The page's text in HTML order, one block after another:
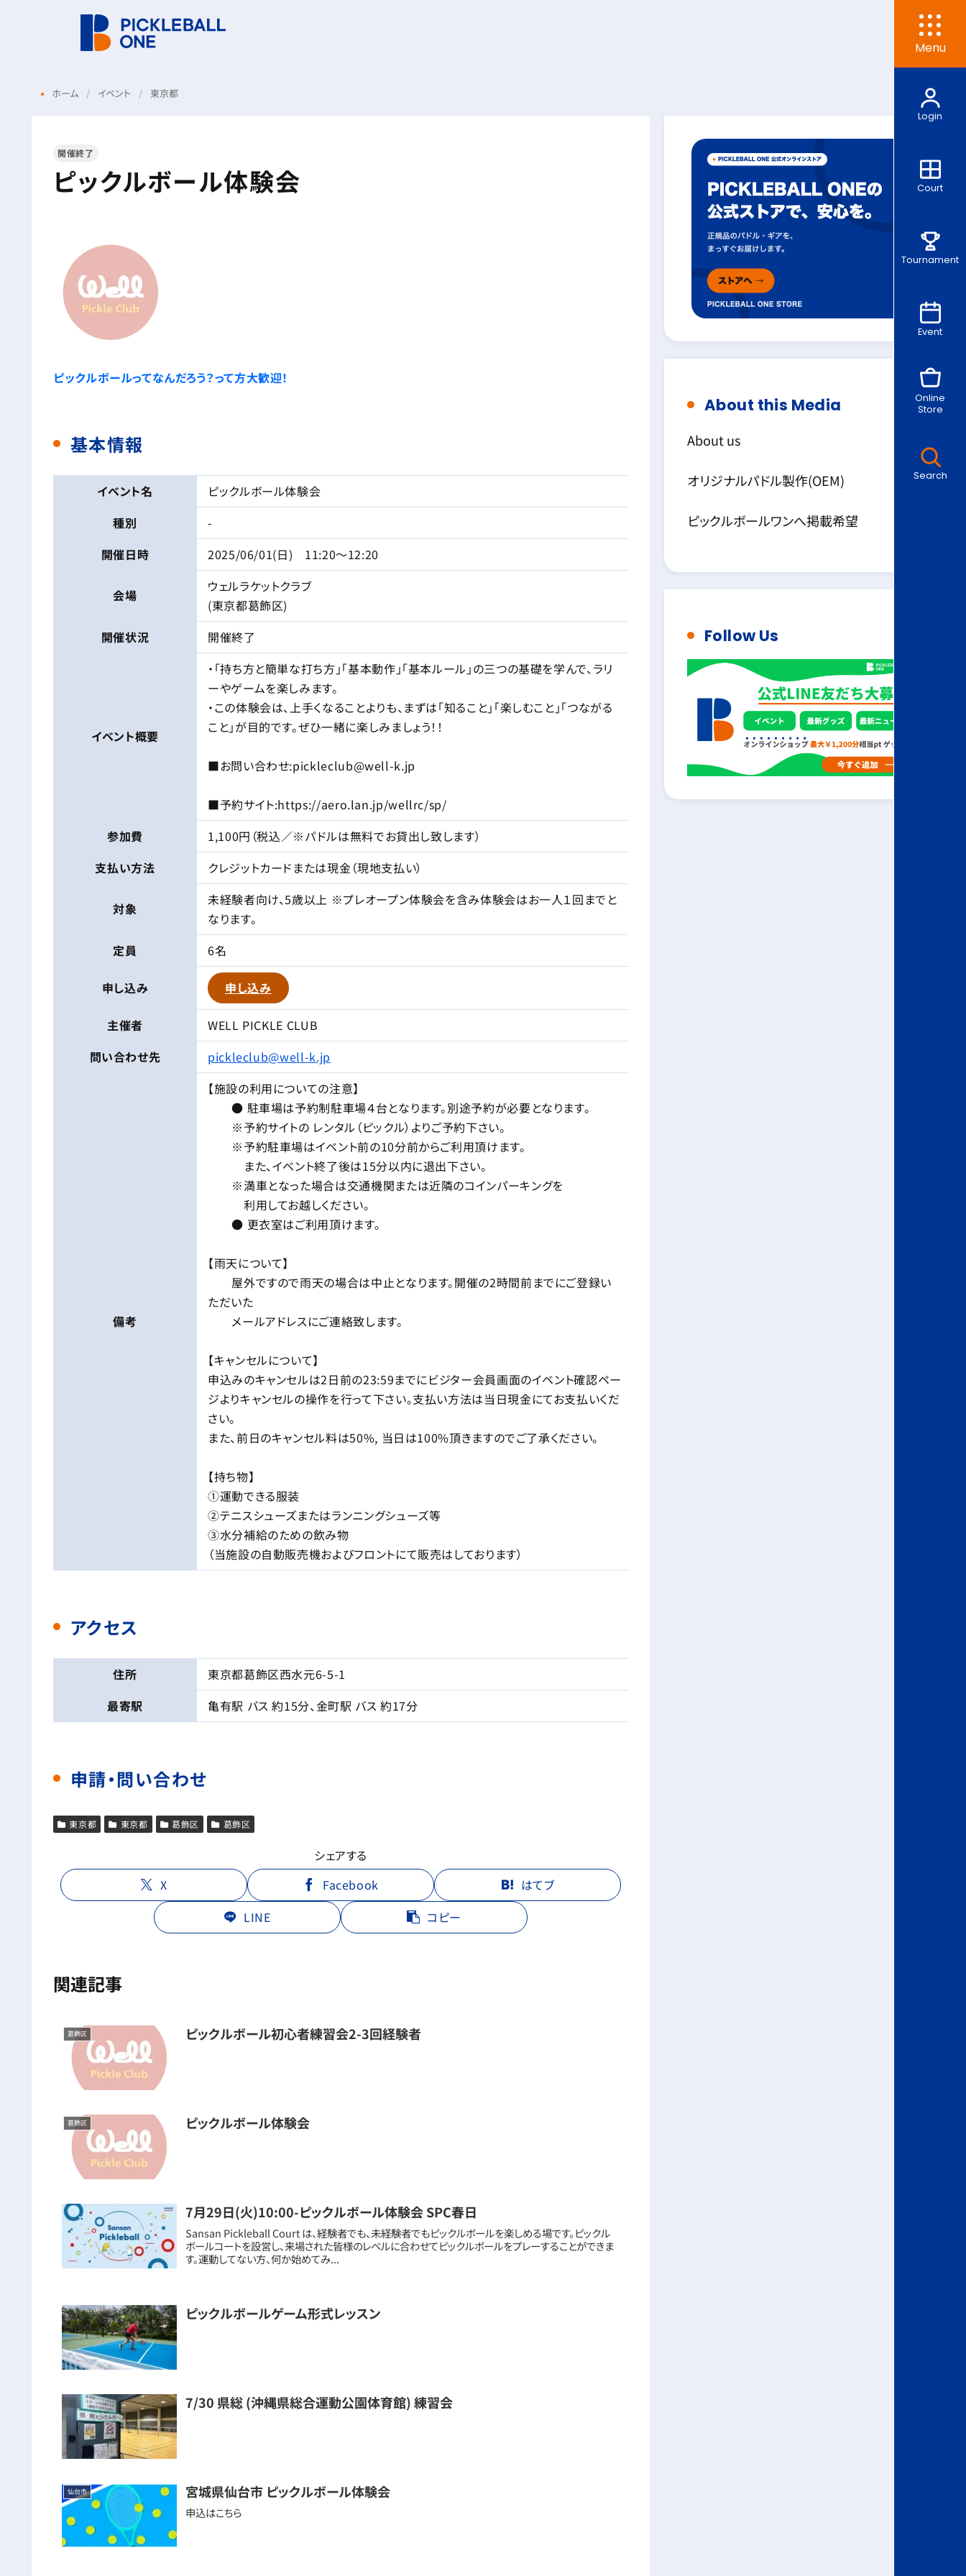
Menu
Login
Court
Tournament
Event
Online
Store
Search
ホーム イベント 東京都
開催終了
ピックルボール体験会
ピックルボールってなんだろう？って方大歓迎！
基本情報
イベント名
ピックルボール体験会
種別
-
開催日時
2025/06/01(日) 11:20～12:20
会場
ウェルラケットクラブ
(東京都葛飾区)
開催状況
開催終了
イベント概要
・「持ち方と簡単な打ち方」「基本動作」「基本ルール」の三つの基礎を学んで、ラリ
ーやゲームを楽しみます。
・この体験会は、上手くなることよりも、まずは「知ること」「楽しむこと」「つながる
こと」が目的です。ぜひ一緒に楽しみましょう！！
■お問い合わせ:pickleclub@well-k.jp
■予約サイト:https://aero.lan.jp/wellrc/sp/
参加費
1,100円（税込／※パドルは無料でお貸出し致します）
支払い方法
クレジットカードまたは現金（現地支払い）
対象
未経験者向け、5歳以上 ※プレオープン体験会を含み体験会はお一人１回までと
なります。
定員
6名
申し込み 申し込み
主催者
WELL PICKLE CLUB
問い合わせ先
pickleclub@well-k.jp
備考
【施設の利用についての注意】
● 駐車場は予約制駐車場４台となります。別途予約が必要となります。
※予約サイトの レンタル（ピックル）よりご予約下さい。
※予約駐車場はイベント前の10分前からご利用頂けます。
また、イベント終了後は15分以内に退出下さい。
※満車となった場合は交通機関または近隣のコインパーキングを
利用してお越しください。
● 更衣室はご利用頂けます。
【雨天について】
屋外ですので雨天の場合は中止となります。開催の2時間前までにご登録い
ただいた
メールアドレスにご連絡致します。
【キャンセルについて】
申込みのキャンセルは2日前の23:59までにビジター会員画面のイベント確認ペー
ジよりキャンセルの操作を行って下さい。支払い方法は当日現金にてお支払いくだ
さい。
また、前日のキャンセル料は50%, 当日は100%頂きますのでご了承ください。
【持ち物】
①運動できる服装
②テニスシューズまたはランニングシューズ等
③水分補給のための飲み物
（当施設の自動販売機およびフロントにて販売はしております）
アクセス
住所
東京都葛飾区西水元6-5-1
最寄駅
亀有駅 バス 約15分、金町駅 バス 約17分
申請・問い合わせ
東京都 東京都 葛飾区 葛飾区
シェアする
X
Facebook
はてブ
LINE
コピー
関連記事
葛飾区 ピックルボール初心者練習会2-3回経験者
葛飾区 ピックルボール体験会
7月29日(火)10:00-ピックルボール体験会 SPC春日
Sansan Pickleball Court は、経験者でも、未経験者でもピックルボールを楽しめる場です。ピックル
ボールコートを設営し、来場された皆様のレベルに合わせてピックルボールをプレーすることができま
す。運動してない方、何か始めてみ...
ピックルボールゲーム形式レッスン
7/30 県総 (沖縄県総合運動公園体育館) 練習会
仙台市 宮城県仙台市 ピックルボール体験会
申込はこちら
About this Media
About us
オリジナルパドル製作(OEM)
ピックルボールワンへ掲載希望
Follow Us